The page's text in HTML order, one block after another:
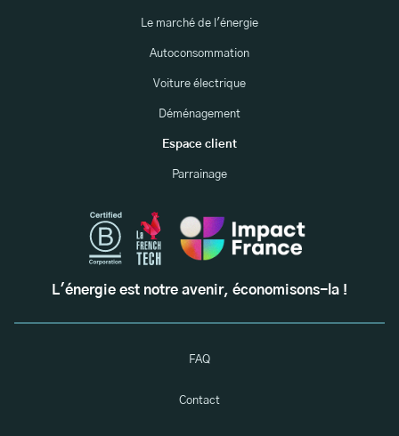
Le marché de l'énergie
Autoconsommation
Voiture électrique
Déménagement
Espace client
Parrainage
L'énergie est notre avenir, économisons-la !
FAQ
Contact